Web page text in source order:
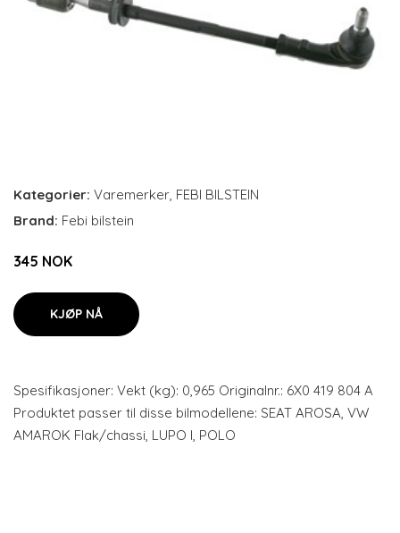
Kategorier: Varemerker, FEBI BILSTEIN
Brand: Febi bilstein
345 NOK
KJØP NÅ
Spesifikasjoner: Vekt (kg): 0,965 Originalnr.: 6X0 419 804 A
Produktet passer til disse bilmodellene: SEAT AROSA, VW
AMAROK Flak/chassi, LUPO I, POLO